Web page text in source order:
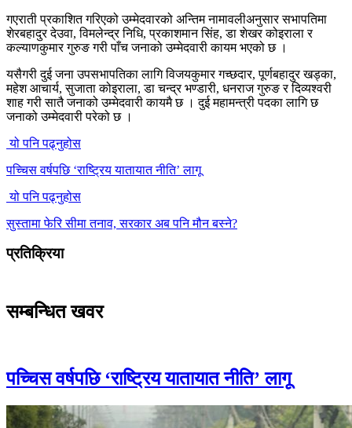
गएराती प्रकाशित गरिएको उम्मेदवारको अन्तिम नामावलीअनुसार सभापतिमा
शेरबहादुर देउवा, विमलेन्द्र निधि, प्रकाशमान सिंह, डा शेखर कोइराला र
कल्याणकुमार गुरुङ गरी पाँच जनाको उम्मेदवारी कायम भएको छ ।
यसैगरी दुई जना उपसभापतिका लागि विजयकुमार गच्छदार, पूर्णबहादुर खड्का,
महेश आचार्य, सुजाता कोइराला, डा चन्द्र भण्डारी, धनराज गुरुङ र दिव्यश्वरी
शाह गरी सातै जनाको उम्मेदवारी कायमै छ । दुई महामन्त्री पदका लागि छ
जनाको उम्मेदवारी परेको छ ।
यो पनि पढ्नुहोस
पच्चिस वर्षपछि ‘राष्ट्रिय यातायात नीति’ लागू
यो पनि पढ्नुहोस
सुस्तामा फेरि सीमा तनाव, सरकार अब पनि मौन बस्ने?
प्रतिक्रिया
सम्बन्धित खवर
पच्चिस वर्षपछि ‘राष्ट्रिय यातायात नीति’ लागू